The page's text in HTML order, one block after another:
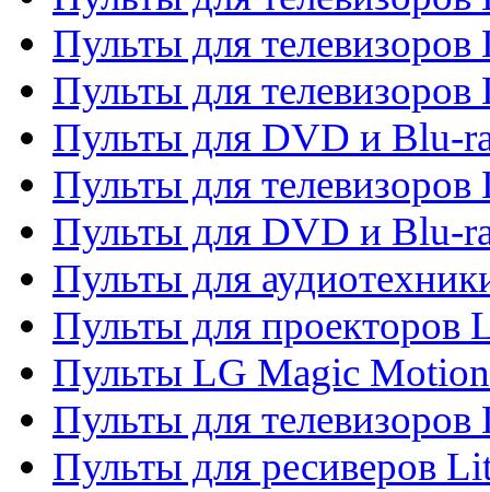
Пульты для телевизоров
Пульты для телевизоров
Пульты для DVD и Blu-
Пульты для телевизоров
Пульты для DVD и Blu-
Пульты для
Пульты для проекторов
Пульты LG Magic Motion
Пульты для
Пульты для ресиверов